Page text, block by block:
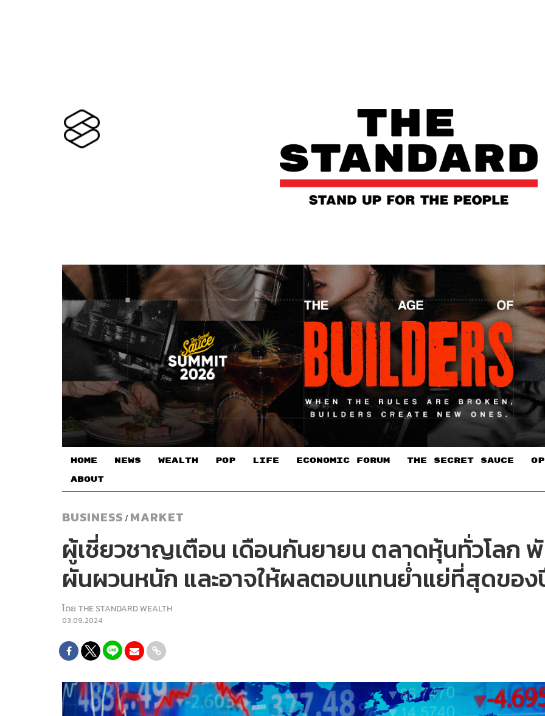
HOME NEWS WEALTH POP LIFE ECONOMIC FORUM THE SECRET SAUCE​
ABOUT
BUSINESS / MARKET
ผู้เชี่ยวชาญเตือน เดือนกันยายน ตลาดหุ้นทั่วโลก
ผันผวนหนัก และอาจให้ผลตอบแทนย่ำแย่ที่สุดขอ
โดย THE STANDARD WEALTH
03.09.2024